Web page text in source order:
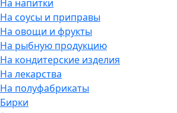
На напитки
На соусы и приправы
На овощи и фрукты
На рыбную продукцию
На кондитерские изделия
На лекарства
На полуфабрикаты
Бирки